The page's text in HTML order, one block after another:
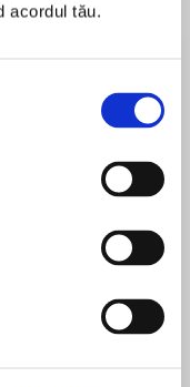
acordul tău.
of a Wimpy
even more
Dog’s snow-
sing merry
man is making
recenzii
politics, including
the Governor